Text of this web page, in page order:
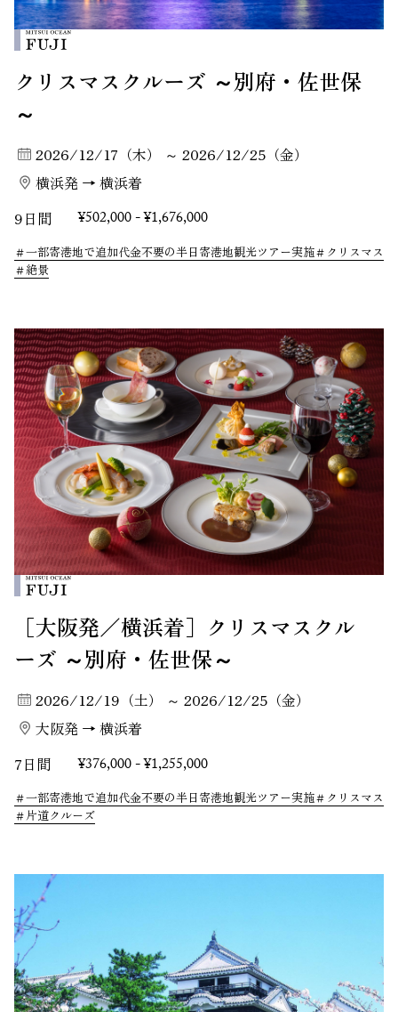
クリスマスクルーズ ～別府・佐世保
～
2026/12/17（木） ～ 2026/12/25（金）
横浜発 → 横浜着
9日間
¥502,000 - ¥1,676,000
一部寄港地で追加代金不要の半日寄港地観光ツアー実施
クリスマス
絶景
［大阪発／横浜着］クリスマスクル
ーズ ～別府・佐世保～
2026/12/19（土） ～ 2026/12/25（金）
大阪発 → 横浜着
7日間
¥376,000 - ¥1,255,000
一部寄港地で追加代金不要の半日寄港地観光ツアー実施
クリスマス
片道クルーズ